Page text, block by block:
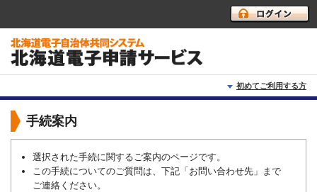
初めてご利用する方
初めて利用する方へ
利用上の注意
手続案内
選択された手続に関するご案内のページです。
この手続についてのご質問は、下記「お問い合わせ先」まで
ご連絡ください。